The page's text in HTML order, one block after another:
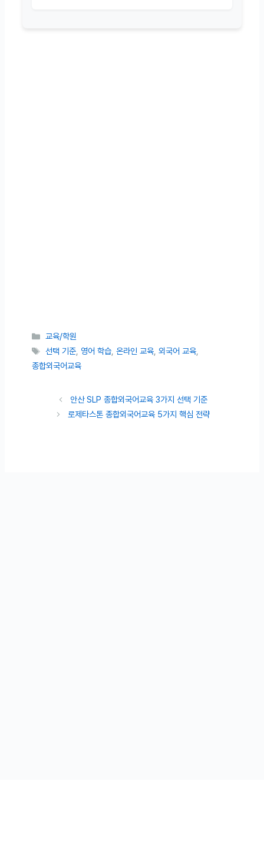
카테고리
교육/학원
태그
선택 기준 영어 학습 ,온라인 교육 ,외국어 교육
종합외국어교육
안산 SLP 종합외국어교육 3가지 선택 기준
로제타스톤 종합외국어교육 5가지 핵심 전략